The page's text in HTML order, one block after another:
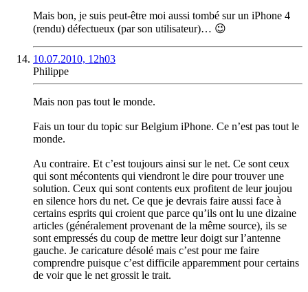
Mais bon, je suis peut-être moi aussi tombé sur un iPhone 4
(rendu) défectueux (par son utilisateur)… 😉
10.07.2010, 12h03
Philippe
Mais non pas tout le monde.
Fais un tour du topic sur Belgium iPhone. Ce n’est pas tout le
monde.
Au contraire. Et c’est toujours ainsi sur le net. Ce sont ceux
qui sont mécontents qui viendront le dire pour trouver une
solution. Ceux qui sont contents eux profitent de leur joujou
en silence hors du net. Ce que je devrais faire aussi face à
certains esprits qui croient que parce qu’ils ont lu une dizaine
articles (généralement provenant de la même source), ils se
sont empressés du coup de mettre leur doigt sur l’antenne
gauche. Je caricature désolé mais c’est pour me faire
comprendre puisque c’est difficile apparemment pour certains
de voir que le net grossit le trait.